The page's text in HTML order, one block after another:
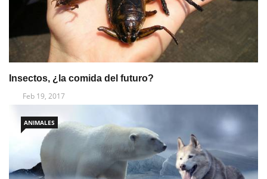
Insectos, ¿la comida del futuro?
Feb 19, 2017
ANIMALES